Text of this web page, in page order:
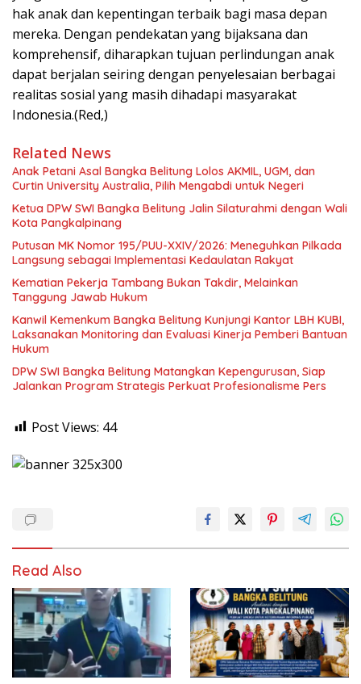
hak anak dan kepentingan terbaik bagi masa depan
mereka. Dengan pendekatan yang bijaksana dan
komprehensif, diharapkan tujuan perlindungan anak
dapat berjalan seiring dengan penyelesaian berbagai
realitas sosial yang masih dihadapi masyarakat
Indonesia.(Red,)
Related News
Anak Petani Asal Bangka Belitung Lolos AKMIL, UGM, dan
Curtin University Australia, Pilih Mengabdi untuk Negeri
Ketua DPW SWI Bangka Belitung Jalin Silaturahmi dengan Wali
Kota Pangkalpinang
Putusan MK Nomor 195/PUU-XXIV/2026: Meneguhkan Pilkada
Langsung sebagai Implementasi Kedaulatan Rakyat
Kematian Pekerja Tambang Bukan Takdir, Melainkan
Tanggung Jawab Hukum
Kanwil Kemenkum Bangka Belitung Kunjungi Kantor LBH KUBI,
Laksanakan Monitoring dan Evaluasi Kinerja Pemberi Bantuan
Hukum
DPW SWI Bangka Belitung Matangkan Kepengurusan, Siap
Jalankan Program Strategis Perkuat Profesionalisme Pers
Post Views: 44
Read Also